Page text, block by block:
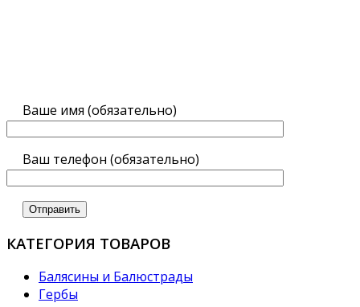
Ваше имя (обязательно)
Ваш телефон (обязательно)
КАТЕГОРИЯ ТОВАРОВ
Балясины и Балюстрады
Гербы